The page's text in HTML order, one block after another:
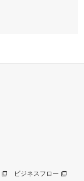
ビジネスフロー